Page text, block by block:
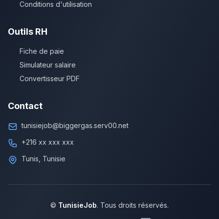
Conditions d'utilisation
Outils RH
Fiche de paie
Simulateur salaire
Convertisseur PDF
Contact
tunisiejob@biggergas.serv00.net
+216 xx xxx xxx
Tunis, Tunisie
© TunisieJob. Tous droits réservés.